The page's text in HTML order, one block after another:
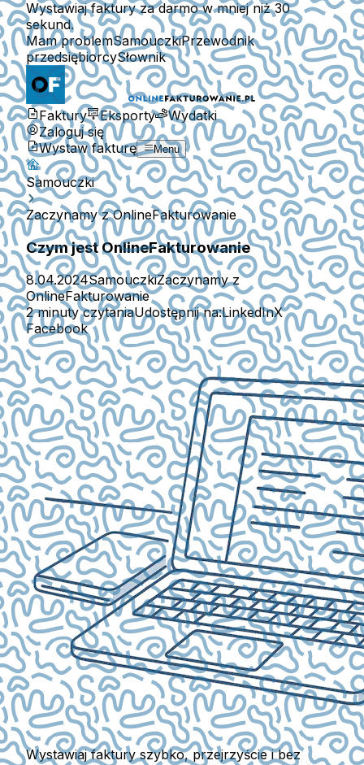
Wystawiaj faktury za darmo w mniej niż 30
sekund.
Mam problemSamouczkiPrzewodnik
przedsiębiorcySłownik
Faktury Eksporty
Wydatki
Zaloguj się
Wystaw fakturę
Menu
Samouczki
Zaczynamy z OnlineFakturowanie
Czym jest OnlineFakturowanie
8.04.2024SamouczkiZaczynamy z
OnlineFakturowanie
2 minuty czytaniaUdostępnij na:LinkedInX
Facebook
Wystawiaj faktury szybko, przejrzyście i bez